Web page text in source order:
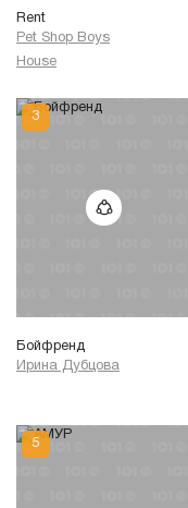
Rent
Pet Shop Boys
House
Бойфренд
Ирина Дубцова